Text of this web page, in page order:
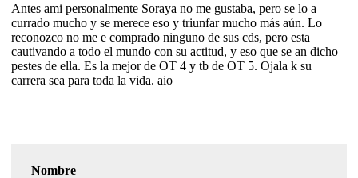
Antes ami personalmente Soraya no me gustaba, pero se lo a
currado mucho y se merece eso y triunfar mucho más aún. Lo
reconozco no me e comprado ninguno de sus cds, pero esta
cautivando a todo el mundo con su actitud, y eso que se an dicho
pestes de ella. Es la mejor de OT 4 y tb de OT 5. Ojala k su
carrera sea para toda la vida. aio
Nombre